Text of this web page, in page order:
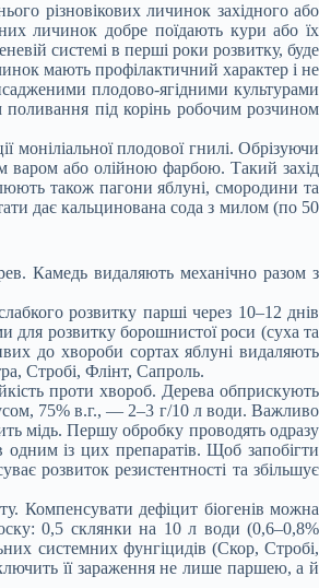
різновікових личинок західного або
личинок добре поїдають кури або їх
системі в перші роки розвитку, буде
мають профілактичний характер і не
плодово-ягідними культурами
поливання під корінь робочим розчином
моніліальної плодової гнилі. Обрізуючи
варом або олійною фарбою. Такий захід
також пагони яблуні, смородини та
дає кальцинована сода з милом (по 50
Камедь видаляють механічно разом з
розвитку парші через 10–12 днів
для розвитку борошнистої роси (суха та
до хвороби сортах яблуні видаляють
Стробі, Флінт, Сапроль.
проти хвороб. Дерева обприскують
75% в.г., — 2–3 г/10 л води. Важливо
мідь. Першу обробку проводять одразу
із цих препаратів. Щоб запобігти
розвиток резистентності та збільшує
Компенсувати дефіцит біогенів можна
0,5 склянки на 10 л води (0,6–0,8%
системних фунгіцидів (Скор, Стробі,
її зараження не лише паршею, а й